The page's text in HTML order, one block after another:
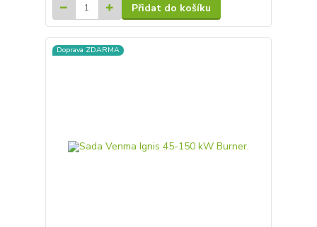
Přidat do košíku
Doprava ZDARMA